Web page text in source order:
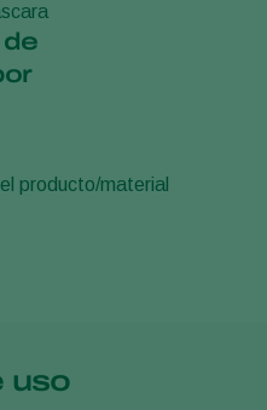
de
producto/material
uso